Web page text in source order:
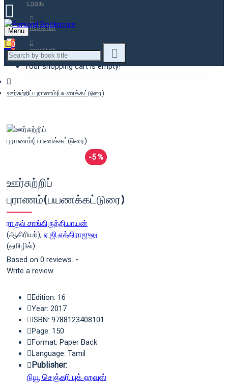
LOGIN
REGISTER
CONTACT
Menu
0
Your shopping cart is empty!
ஊர்சுற்றிப் புராணம்(பயணக்கட்டுரை)
-5 %
ஊர்சுற்றிப்
புராணம்(பயணக்கட்டுரை)
ராகுல் சாங்கிருத்தியாயன்
(ஆசிரியர்), ஏ.ஜி.எத்திராஜுலு
(தமிழில்)
Based on 0 reviews. -
Write a review
Edition: 16
Year: 2017
ISBN: 9788123408101
Page: 150
Format: Paper Back
Language: Tamil
Publisher:
நியூ செஞ்சுரி புக் ஹவுஸ்